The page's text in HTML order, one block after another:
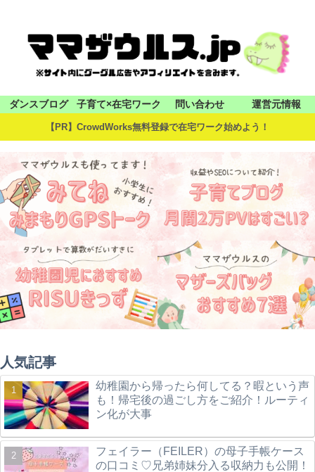
ダンスブログ 子育て×在宅ワーク 問い合わせ 運営元情報
【PR】CrowdWorks無料登録で在宅ワーク始めよう！
人気記事
幼稚園から帰ったら何してる？暇という声
も！帰宅後の過ごし方をご紹介！ルーティ
ン化が大事
フェイラー（FEILER）の母子手帳ケース
の口コミ♡兄弟姉妹分入る収納力も公開！